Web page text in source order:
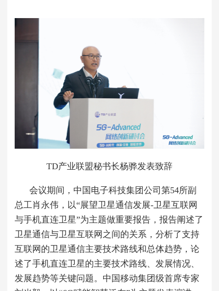
TD产业联盟秘书长杨骅发表致辞
会议期间，中国电子科技集团公司第54所副
总工肖永伟，以“展望卫星通信发展-卫星互联网
与手机直连卫星”为主题做重要报告，报告阐述了
卫星通信与卫星互联网之间的关系，分析了支持
互联网的卫星通信主要技术路线和总体趋势，论
述了手机直连卫星的主要技术路线、发展情况、
发展趋势等关键问题。中国移动集团级首席专家